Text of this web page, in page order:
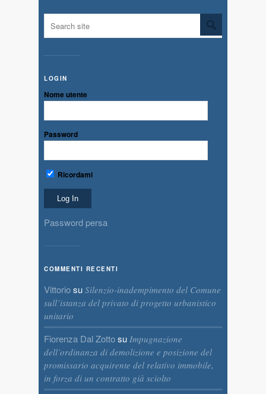
LOGIN
Nome utente
Password
Ricordami
Password persa
COMMENTI RECENTI
Vittoriosu Silenzio-inadempimento del Comune
sull’istanza del privato di progetto urbanistico
unitario
Fiorenza Dal Zottosu Impugnazione
dell’ordinanza di demolizione e posizione del
promissario acquirente del relativo immobile,
in forza di un contratto già sciolto